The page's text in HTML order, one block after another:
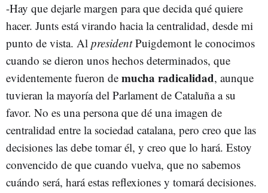
-Hay que dejarle margen para que decida qué quiere
hacer. Junts está virando hacia la centralidad, desde mi
punto de vista. Al presidentPuigdemont le conocimos
cuando se dieron unos hechos determinados, que
evidentemente fueron de mucha radicalidad, aunque
tuvieran la mayoría del Parlament de Cataluña a su
favor. No es una persona que dé una imagen de
centralidad entre la sociedad catalana, pero creo que las
decisiones las debe tomar él, y creo que lo hará. Estoy
convencido de que cuando vuelva, que no sabemos
cuándo será, hará estas reflexiones y tomará decisiones.